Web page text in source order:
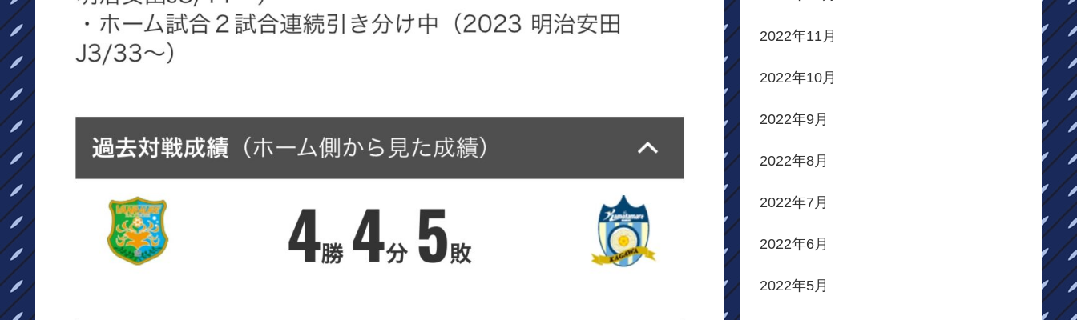
2022年11月
2022年10月
2022年9月
2022年8月
2022年7月
2022年6月
2022年5月